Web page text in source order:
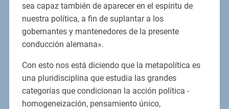
sea capaz también de aparecer en el espíritu de
nuestra política, a fin de suplantar a los
gobernantes y mantenedores de la presente
conducción alemana».
Con esto nos está diciendo que la metapolítica es
una pluridisciplina que estudia las grandes
categorías que condicionan la acción política -
homogeneización, pensamiento único,